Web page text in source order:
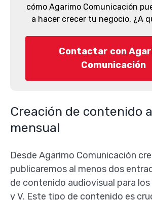
cómo Agarimo Comunicación
a hacer crecer tu negocio. ¿A
Contactar con
Comunicación
Creación de contenido
mensual
Desde Agarimo Comunicación
publicaremos al menos dos
de contenido audiovisual para
y V. Este tipo de contenido es